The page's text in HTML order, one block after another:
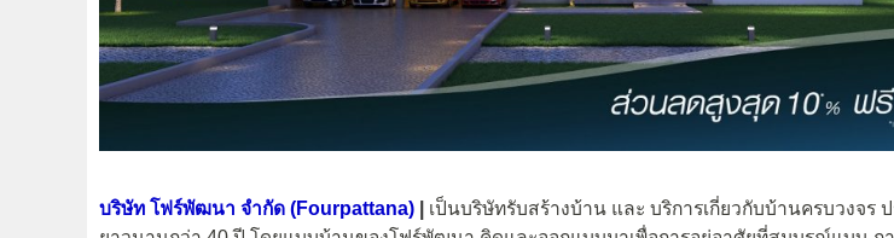
บริษัท โฟร์พัฒนา จำกัด (Fourpattana)
เป็นบริษัทรับสร้างบ้าน และ บริการเกี่ยวกับบ้านครบวงจร